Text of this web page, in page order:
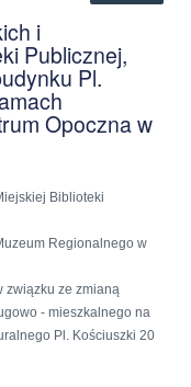
i
Publicznej,
Pl.
Opoczna w
Biblioteki
Regionalnego w
związku ze zmianą
- mieszkalnego na
Pl. Kościuszki 20